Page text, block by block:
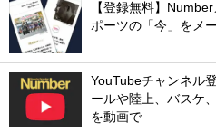
【登録無料】
ポーツの「今」をメ
YouTubeチャンネル
ールや陸上、バスケ
を動画で